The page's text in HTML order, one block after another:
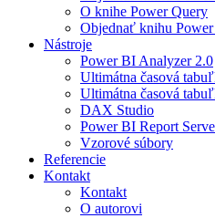
O knihe Power Query
Objednať knihu
Nástroje
Power BI Analyzer 2.0
Ultimátna časová
Ultimátna časová
DAX Studio
Power BI Report
Vzorové súbory
Referencie
Kontakt
Kontakt
O autorovi